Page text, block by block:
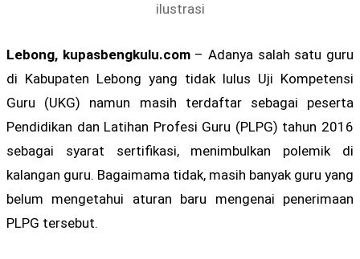
ilustrasi
Lebong, kupasbengkulu.com– Adanya salah satu guru
di Kabupaten Lebong yang tidak lulus Uji Kompetensi
Guru (UKG) namun masih terdaftar sebagai peserta
Pendidikan dan Latihan Profesi Guru (PLPG) tahun 2016
sebagai syarat sertifikasi, menimbulkan polemik di
kalangan guru. Bagaimama tidak, masih banyak guru yang
belum mengetahui aturan baru mengenai penerimaan
PLPG tersebut.